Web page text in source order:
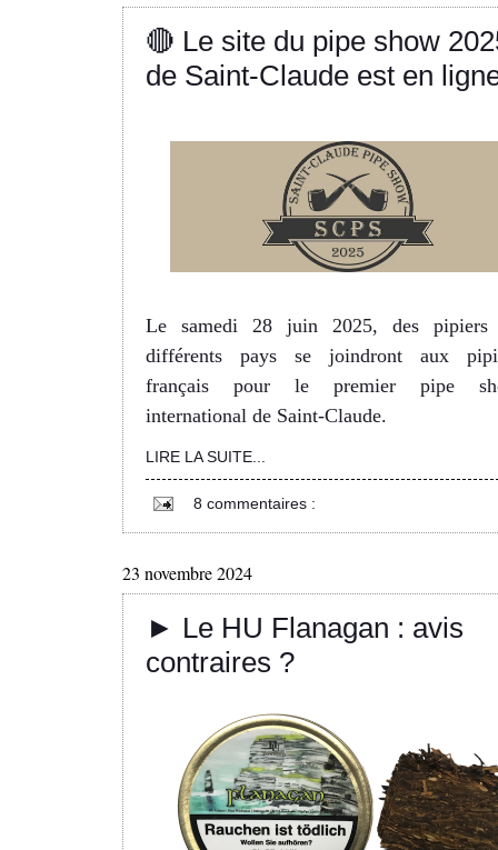
🔴 Le site du pipe show
de Saint-Claude est en
Le samedi 28 juin 2025, des pipiers
différents pays se joindront aux
français pour le premier pipe
international de Saint-Claude.
LIRE LA SUITE...
8 commentaires :
23 novembre 2024
► Le HU Flanagan : avis
contraires ?